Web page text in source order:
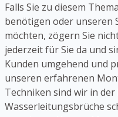
Falls Sie zu diesem
benötigen oder unseren
möchten, zögern Sie
jederzeit für Sie da und
Kunden umgehend und
unseren erfahrenen
Techniken sind wir in
Wasserleitungsbrüche